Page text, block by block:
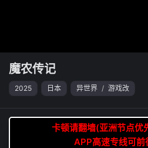
魔农传记
2025 日本 异世界 / 游戏改
卡顿请翻墙(亚洲节点优
APP高速专线可前